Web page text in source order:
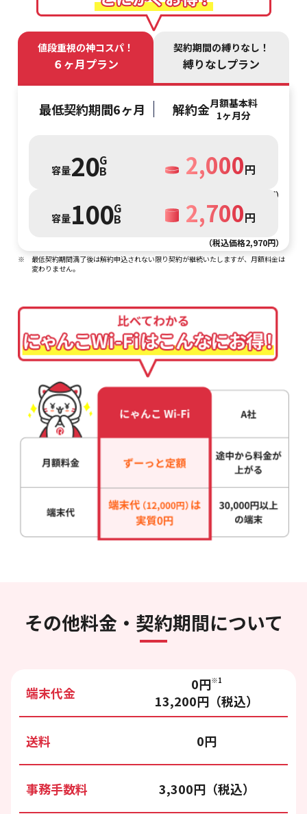
値段重視の神コスパ！
６ヶ月プラン
契約期間の縛りなし！
縛りなしプラン
最低契約期間6ヶ月 解約金月額基本料
1ヶ月分
容量20G
B 2,000円
（税込価格2,200円）
容量100G
B 2,700円
（税込価格2,970円）
※
最低契約期間満了後は解約申込されない限り契約が継続いたしますが、月額料金は
変わりません。
その他料金・契約期間について
端末代金 0円※1
13,200円（税込）
送料 0円
事務手数料 3,300円（税込）